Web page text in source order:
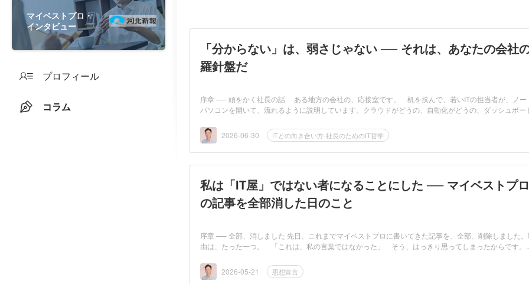
マイベストプロ・
インタビュー
プロフィール
コラム
「分からない」は、弱さじゃない ── それは、あなたの会社
羅針盤だ
序章 ── 頭をかく社長の話 ある地方の会社の、応接室です。 机を挟んで、若いITの担当者が、ノー
パソコンを開いて、流れるように説明しています。クラウドがどうの、自動化がどうの、ダッシュボー
2026-06-30
ITとの向き合い方-社長のためのIT哲学
私は「IT屋」ではない者になることにした ── マイベストプロ
の記事を全部消した日のこと
序章 ── 全部、消しました 先日、これまでマイベストプロに書いてきた記事を、全部、削除しました
由は、たった一つ。 「これは、私の言葉ではなかった」 そう、はっきり思ってしまったからです。
2026-05-21 思想宣言